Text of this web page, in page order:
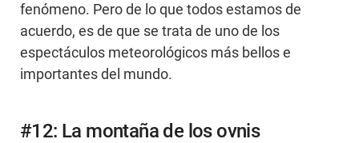
fenómeno. Pero de lo que todos estamos de
acuerdo, es de que se trata de uno de los
espectáculos meteorológicos más bellos e
importantes del mundo.
#12: La montaña de los ovnis